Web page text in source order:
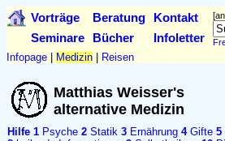
Vorträge Beratung Kontakt
Seminare Bücher Infoletter
Infopage Medizin Reisen
Matthias Weisser's
alternative Medizin
Hilfe 1 Psyche 2 Statik 3 Ernährung 4Gifte 5